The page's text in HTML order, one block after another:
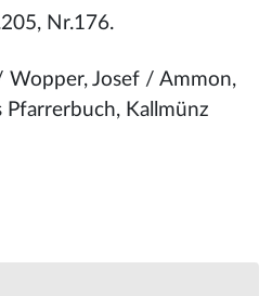
Nr.176.
Wopper, Josef / Ammon,
Pfarrerbuch, Kallmünz